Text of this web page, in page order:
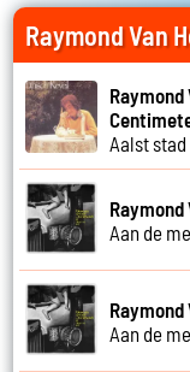
Raymond Van
Raymond
Aalst
Raymond
Aan de
Raymond
Aan de